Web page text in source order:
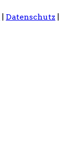
Datenschutz